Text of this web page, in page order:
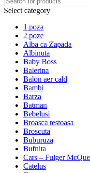
Select category
1 poza
2 poze
Alba ca Zapada
Albinuta
Baby Boss
Balerina
Balon aer cald
Bambi
Barza
Batman
Bebelusi
Broasca testoasa
Broscuta
Buburuza
Bufnita
Cars – Fulger
Catelus